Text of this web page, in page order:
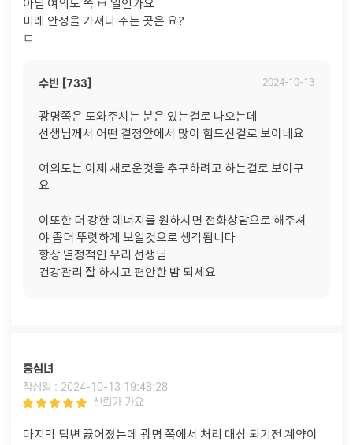
아님 여의도 쪽 ㅂ 일인가요
미래 안정을 가져다 주는 곳은 요?
ㄷ
수빈 [733] 2024-10-13
광명쪽은 도와주시는 분은 있는걸로 나오는데
선생님께서 어떤 결정앞에서 많이 힘드신걸로 보이네요
여의도는 이제 새로운것을 추구하려고 하는걸로 보이구
요
이또한 더 강한 에너지를 원하시면 전화상담으로 해주셔
야 좀더 뚜렷하게 보일것으로 생각됩니다
항상 열정적인 우리 선생님
건강관리 잘 하시고 편안한 밤 되세요
중심녀
작성일 : 2024-10-13 19:48:28
신뢰가 가요
마지막 답변 끓어졌는데 광명 쪽에서 처리 대상 되기전 계약이